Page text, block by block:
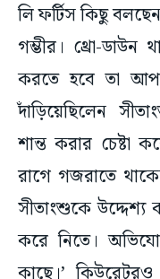
লি ফর্টিস কিছু
গম্ভীর। থ্রো-
করতে হবে তা
দাঁড়িয়েছিলেন
শান্ত করার চেষ্টা
রাগে গজরাতে
সীতাংশুকে উদ্দেশ্য
করে নিতে।